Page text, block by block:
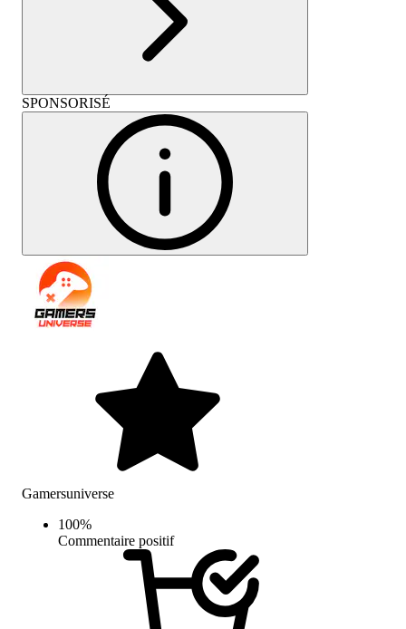
SPONSORISÉ
Gamersuniverse
100%
Commentaire positif